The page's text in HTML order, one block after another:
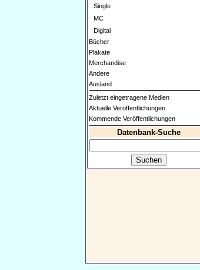
Single
MC
Digital
Bücher
Plakate
Merchandise
Andere
Ausland
Zuletzt eingetragene Medien
Aktuelle Veröffentlichungen
Kommende Veröffentlichungen
Datenbank-Suche